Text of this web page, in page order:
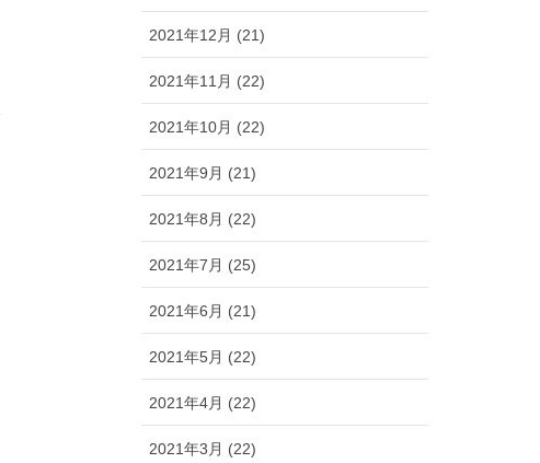
2021年12月 (21)
2021年11月 (22)
2021年10月 (22)
2021年9月 (21)
2021年8月 (22)
2021年7月 (25)
2021年6月 (21)
2021年5月 (22)
2021年4月 (22)
2021年3月 (22)